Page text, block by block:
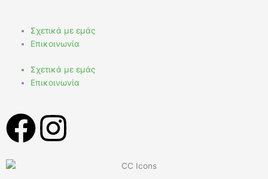
Σχετικά με εμάς
Επικοινωνία
Σχετικά με εμάς
Επικοινωνία
F I